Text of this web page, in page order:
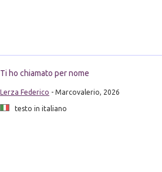
Ti ho chiamato per nome
Lerza Federico - Marcovalerio, 2026
testo in italiano